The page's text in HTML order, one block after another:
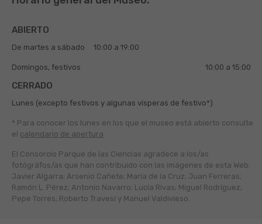
ABIERTO
De martes a sábado 10:00 a 19:00
Domingos, festivos 10:00 a 15:00
CERRADO
Lunes (excepto festivos y algunas vísperas de festivo*)
* Para conocer los lunes en los que el museo está abierto consulte
el calendario de apertura
El Consorcio Parque de las Ciencias agradece a los/as
fotógráfos/as que han contribuido con las imágenes de esta Web:
Javier Algarra; Arsenio Cañete; María de la Cruz; Juan Ferreras;
Ramón L. Pérez; Antonio Navarro; Lucía Rivas; Miguel Rodríguez;
Pepe Torres; Roberto Travesí y Manuel Valdivieso.